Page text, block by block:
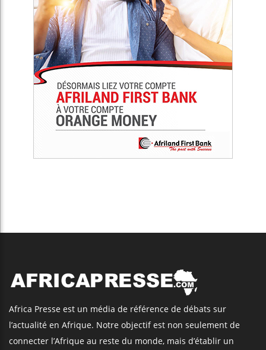
Africa Presse est un média de référence de débats sur
l’actualité en Afrique. Notre objectif est non seulement de
connecter l’Afrique au reste du monde, mais d’établir un